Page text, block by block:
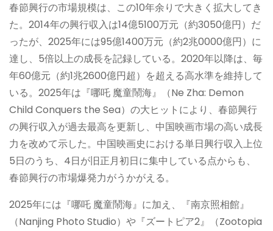
春節興行の市場規模は、この10年余りで大きく拡大してき
た。2014年の興行収入は14億5100万元（約3050億円）だ
ったが、2025年には95億1400万元（約2兆0000億円）に
達し、5倍以上の成長を記録している。2020年以降は、毎
年60億元（約1兆2600億円超）を超える高水準を維持して
いる。2025年は『哪吒 魔童鬧海』（Ne Zha: Demon
Child Conquers the Sea）の大ヒットにより、春節興行
の興行収入が過去最高を更新し、中国映画市場の高い成長
力を改めて示した。中国映画史における単日興行収入上位
5日のうち、4日が旧正月初日に集中している点からも、
春節興行の市場爆発力がうかがえる。
2025年には『哪吒 魔童鬧海』に加え、『南京照相館』
（Nanjing Photo Studio）や『ズートピア2』（Zootopia